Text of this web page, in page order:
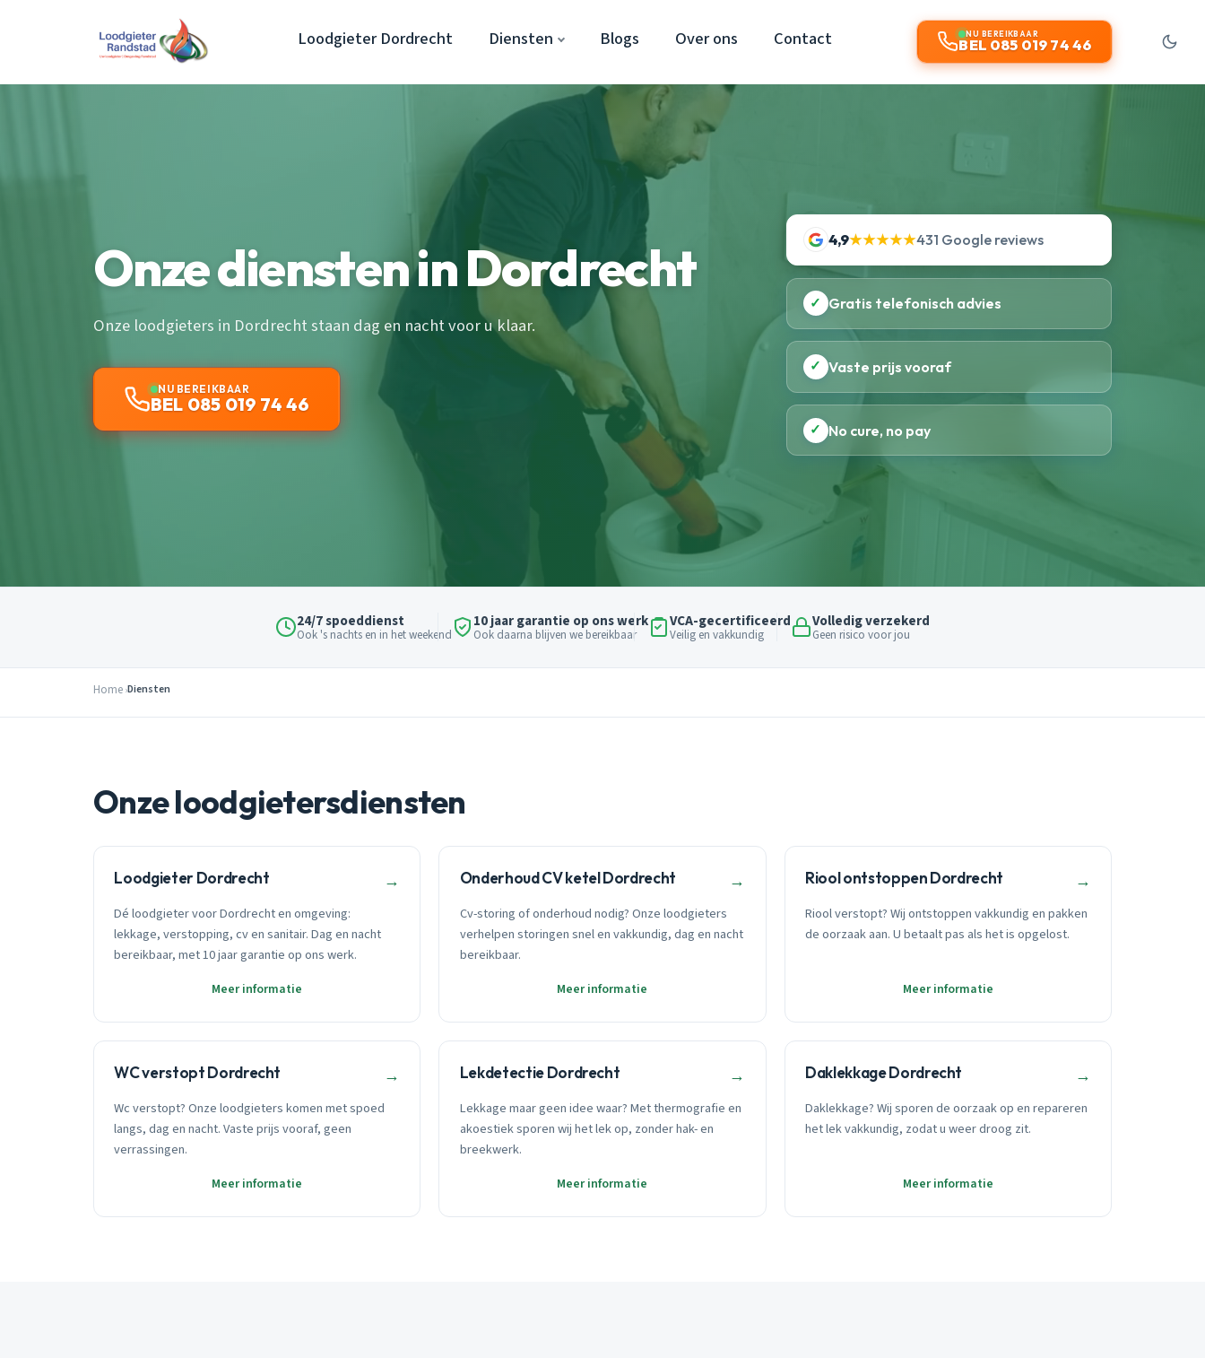
Loodgieter Dordrecht Diensten Blogs Over ons Contact NU BEREIKBAAR
BEL 085 019 74 46
Onze diensten in Dordrecht
Onze loodgieters in Dordrecht staan dag en nacht voor u klaar.
NU BEREIKBAAR
BEL 085 019 74 46
4,9★★★★★431 Google reviews
✓ Gratis telefonisch advies
✓ Vaste prijs vooraf
✓ No cure, no pay
24/7 spoeddienst
Ook 's nachts en in het weekend
10 jaar garantie op ons werk
Ook daarna blijven we bereikbaar
VCA-gecertificeerd
Veilig en vakkundig
Volledig verzekerd
Geen risico voor jou
Home Diensten
Onze loodgietersdiensten
Loodgieter Dordrecht →
Dé loodgieter voor Dordrecht en omgeving:
lekkage, verstopping, cv en sanitair. Dag en nacht
bereikbaar, met 10 jaar garantie op ons werk.
Meer informatie
Onderhoud CV ketel Dordrecht →
Cv-storing of onderhoud nodig? Onze loodgieters
verhelpen storingen snel en vakkundig, dag en nacht
bereikbaar.
Meer informatie
Riool ontstoppen Dordrecht →
Riool verstopt? Wij ontstoppen vakkundig en pakken
de oorzaak aan. U betaalt pas als het is opgelost.
Meer informatie
WC verstopt Dordrecht →
Wc verstopt? Onze loodgieters komen met spoed
langs, dag en nacht. Vaste prijs vooraf, geen
verrassingen.
Meer informatie
Lekdetectie Dordrecht →
Lekkage maar geen idee waar? Met thermografie en
akoestiek sporen wij het lek op, zonder hak- en
breekwerk.
Meer informatie
Daklekkage Dordrecht →
Daklekkage? Wij sporen de oorzaak op en repareren
het lek vakkundig, zodat u weer droog zit.
Meer informatie